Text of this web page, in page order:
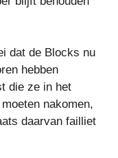
dat de Blocks nu
hebben
die ze in het
nakomen,
daarvan failliet